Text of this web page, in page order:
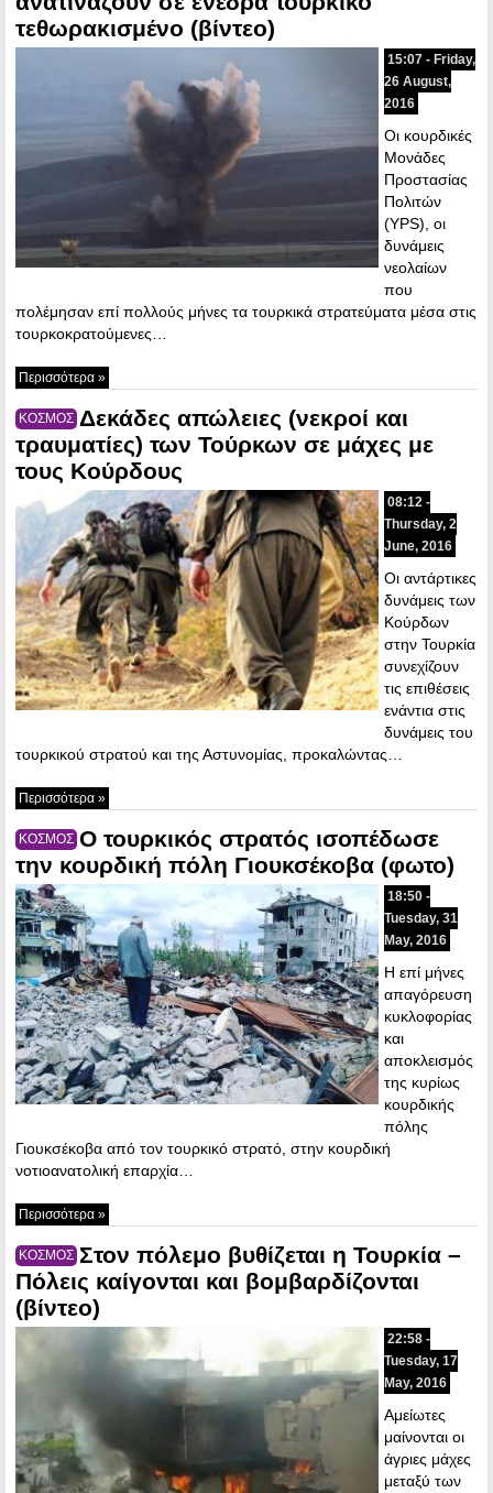
τεθωρακισμένο (βίντεο)
15:07 - Friday,
26 August,
2016
Οι κουρδικές
Μονάδες
Προστασίας
Πολιτών
(YPS), οι
δυνάμεις
νεολαίων
που
πολέμησαν επί πολλούς μήνες τα τουρκικά στρατεύματα μέσα στις
τουρκοκρατούμενες…
Περισσότερα »
ΚΟΣΜΟΣ Δεκάδες απώλειες (νεκροί και
τραυματίες) των Τούρκων σε μάχες με
τους Κούρδους
08:12 -
Thursday, 2
June, 2016
Οι αντάρτικες
δυνάμεις των
Κούρδων
στην Τουρκία
συνεχίζουν
τις επιθέσεις
ενάντια στις
δυνάμεις του
τουρκικού στρατού και της Αστυνομίας, προκαλώντας…
Περισσότερα »
ΚΟΣΜΟΣ Ο τουρκικός στρατός ισοπέδωσε
την κουρδική πόλη Γιουκσέκοβα (φωτο)
18:50 -
Tuesday, 31
May, 2016
Η επί μήνες
απαγόρευση
κυκλοφορίας
και
αποκλεισμός
της κυρίως
κουρδικής
πόλης
Γιουκσέκοβα από τον τουρκικό στρατό, στην κουρδική
νοτιοανατολική επαρχία…
Περισσότερα »
ΚΟΣΜΟΣ Στον πόλεμο βυθίζεται η Τουρκία –
Πόλεις καίγονται και βομβαρδίζονται
(βίντεο)
22:58 -
Tuesday, 17
May, 2016
Αμείωτες
μαίνονται οι
άγριες μάχες
μεταξύ των